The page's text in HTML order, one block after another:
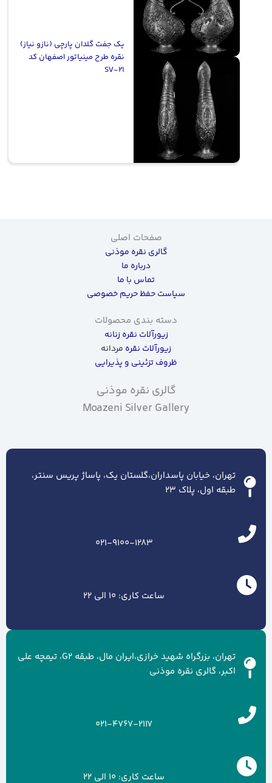
یک جفت گلدان پارچی (نازو نیاز)
نقره طرح مینیاتور اصفهان کد
SV-21
صفحات اصلی
گالری نقره موذنی
درباره ما
تماس با ما
سیاست حفظ حریم خصوصی
دسته بندی محصولات
زیورآلات نقره زنانه
زیورآلات نقره مردانه
ظروف تزئینی و پذیرایی
گالری نقره موذنی
Moazeni Silver Gallery
تهران، خیابان پاسداران،گلستان یک، پاساژ پریس سنتر،
طبقه اول، پلاک ۲۳
021-9100-1283
ساعت کاری: 10 الی 22
تهران، بزرگراه شهید خرازی،ایران مال، طبقه G2، تیمچه علی
اکبر، گالری نقره موذنی
021-4767-2117
ساعت کاری: 10 الی 22